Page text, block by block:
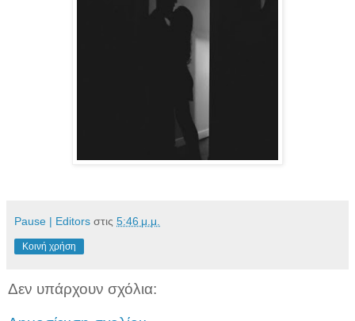
Pause | Editors στις 5:46 μ.μ.
Κοινή χρήση
Δεν υπάρχουν σχόλια: